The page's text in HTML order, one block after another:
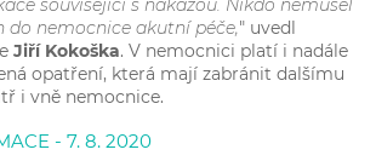
nemocnice akutní péče," uvedl
Jiří Kokoška. V nemocnici platí i nadále
opatření, která mají zabránit dalšímu
i vně nemocnice.
- 7. 8. 2020